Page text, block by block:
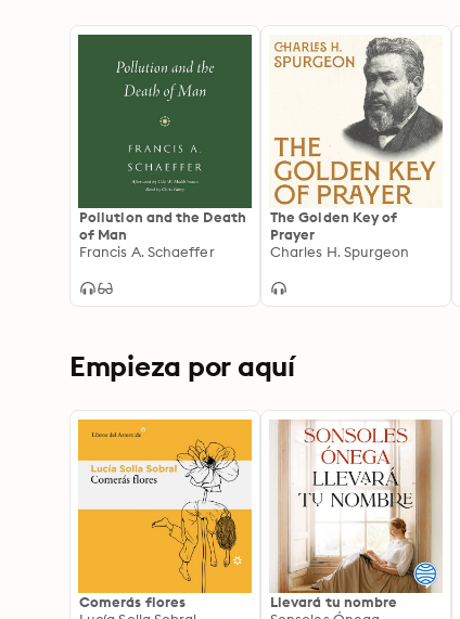
Pollution and the Death
of Man
Francis A. Schaeffer
The Golden Key of
Prayer
Charles H. Spurgeon
Empieza por aquí
Comerás flores
Llevará tu nombre